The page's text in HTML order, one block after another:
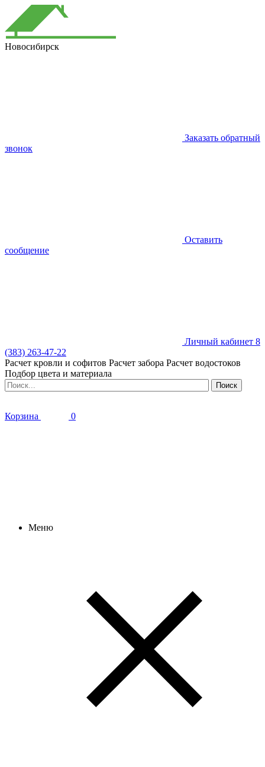
Новосибирск
Заказать обратный
звонок
Оставить
сообщение
Личный кабинет 8
(383) 263-47-22
Расчет кровли и софитов Расчет забора Расчет водостоков
Подбор цвета и материала
Корзина 0
Меню